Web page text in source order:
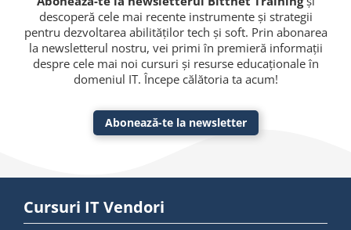
descoperă cele mai recente instrumente și strategii
pentru dezvoltarea abilităților tech și soft. Prin abonarea
la newsletterul nostru, vei primi în premieră informații
despre cele mai noi cursuri și resurse educaționale în
domeniul IT. Începe călătoria ta acum!
Abonează-te la newsletter
Cursuri IT Vendori